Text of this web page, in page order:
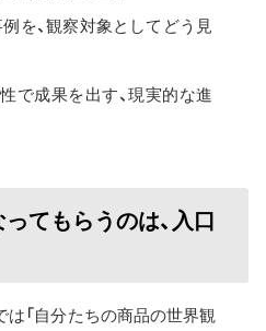
を、観察対象としてどう見
で成果を出す、現実的な進
てもらうのは、入口
は「自分たちの商品の世界観